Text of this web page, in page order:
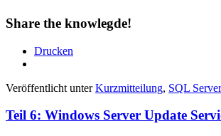
Share the knowlegde!
Drucken
Veröffentlicht unter Kurzmitteilung, SQL Server
Teil 6: Windows Server Update